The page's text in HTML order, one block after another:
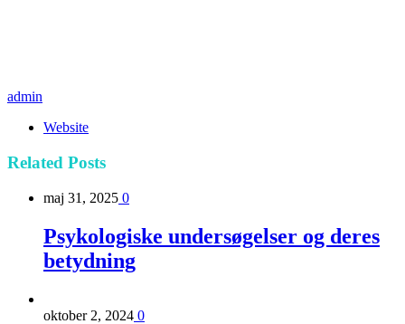
admin
Website
Related Posts
maj 31, 2025 0
Psykologiske undersøgelser og deres
betydning
oktober 2, 2024 0